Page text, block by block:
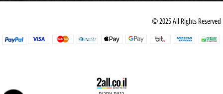
© 2025 All Rights Reserved